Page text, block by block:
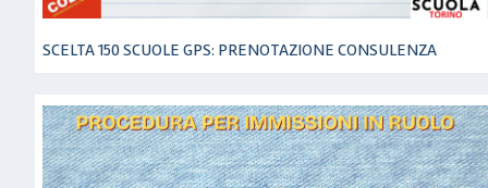
SCELTA 150 SCUOLE GPS: PRENOTAZIONE CONSULENZA